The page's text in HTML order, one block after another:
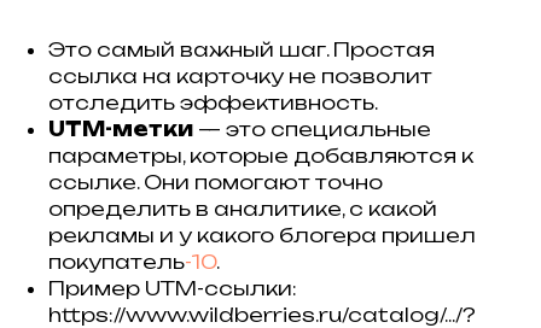
Это самый важный шаг. Простая
ссылка на карточку не позволит
отследить эффективность.
UTM-метки — это специальные
параметры, которые добавляются к
ссылке. Они помогают точно
определить в аналитике, с какой
рекламы и у какого блогера пришел
покупатель-10.
Пример UTM-ссылки:
https://www.wildberries.ru/catalog/.../?